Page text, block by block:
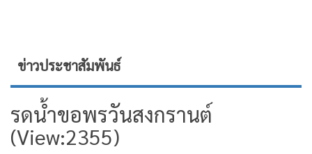
ข่าวประชาสัมพันธ์
รดน้ำขอพร​วัน​สงกรานต์​
(View:2355)